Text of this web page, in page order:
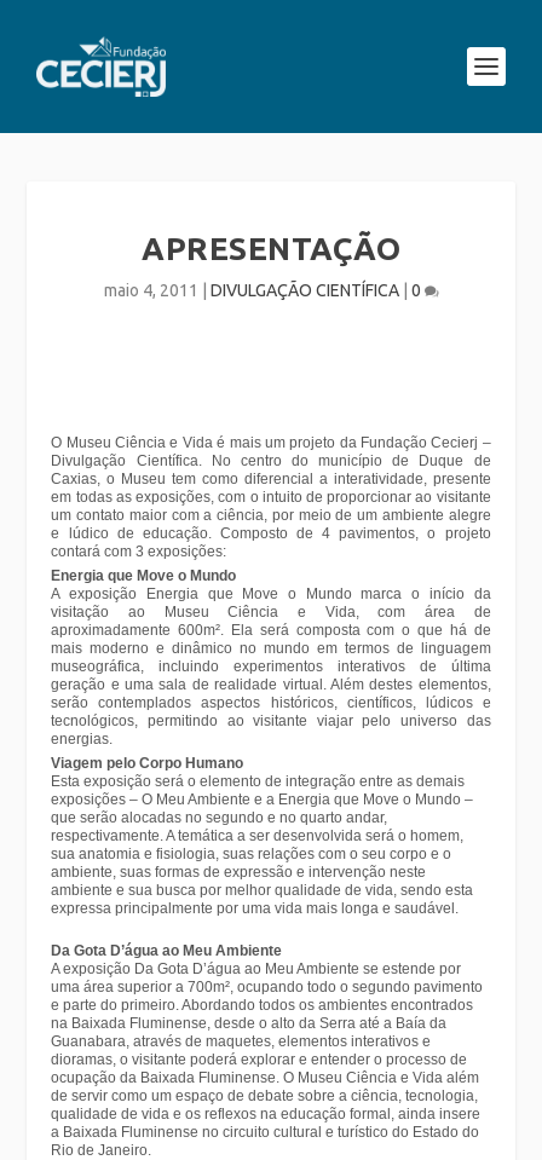
APRESENTAÇÃO
maio 4, 2011 DIVULGAÇÃO CIENTÍFICA| 0
O Museu Ciência e Vida é mais um projeto da Fundação Cecierj –
Divulgação Científica. No centro do município de Duque de
Caxias, o Museu tem como diferencial a interatividade, presente
em todas as exposições, com o intuito de proporcionar ao visitante
um contato maior com a ciência, por meio de um ambiente alegre
e lúdico de educação. Composto de 4 pavimentos, o projeto
contará com 3 exposições:
Energia que Move o Mundo
A exposição Energia que Move o Mundo marca o início da
visitação ao Museu Ciência e Vida, com área de
aproximadamente 600m². Ela será composta com o que há de
mais moderno e dinâmico no mundo em termos de linguagem
museográfica, incluindo experimentos interativos de última
geração e uma sala de realidade virtual. Além destes elementos,
serão contemplados aspectos históricos, científicos, lúdicos e
tecnológicos, permitindo ao visitante viajar pelo universo das
energias.
Viagem pelo Corpo Humano
Esta exposição será o elemento de integração entre as demais
exposições – O Meu Ambiente e a Energia que Move o Mundo –
que serão alocadas no segundo e no quarto andar,
respectivamente. A temática a ser desenvolvida será o homem,
sua anatomia e fisiologia, suas relações com o seu corpo e o
ambiente, suas formas de expressão e intervenção neste
ambiente e sua busca por melhor qualidade de vida, sendo esta
expressa principalmente por uma vida mais longa e saudável.
Da Gota D’água ao Meu Ambiente
A exposição Da Gota D’água ao Meu Ambiente se estende por
uma área superior a 700m², ocupando todo o segundo pavimento
e parte do primeiro. Abordando todos os ambientes encontrados
na Baixada Fluminense, desde o alto da Serra até a Baía da
Guanabara, através de maquetes, elementos interativos e
dioramas, o visitante poderá explorar e entender o processo de
ocupação da Baixada Fluminense. O Museu Ciência e Vida além
de servir como um espaço de debate sobre a ciência, tecnologia,
qualidade de vida e os reflexos na educação formal, ainda insere
a Baixada Fluminense no circuito cultural e turístico do Estado do
Rio de Janeiro.